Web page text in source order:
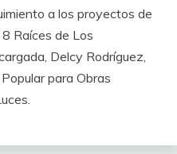
a los proyectos de
Raíces de Los
Delcy Rodríguez,
para Obras